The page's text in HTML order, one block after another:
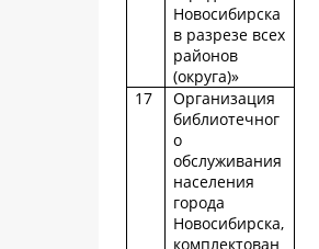
Новосибирска
в разрезе всех
районов
(округа)»
17
Организация
библиотечног
о
обслуживания
населения
города
Новосибирска,
комплектован